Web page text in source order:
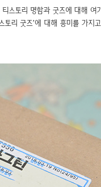
스토리 명함과 굿즈에 대해 여
토리 굿즈’에 대해 흥미를 가지